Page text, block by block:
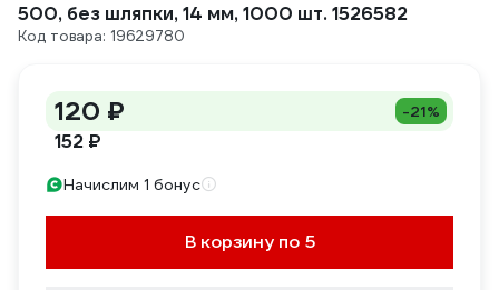
500, без шляпки, 14 мм, 1000 шт. 1526582
Код товара: 19629780
120 ₽ -21%
152 ₽
Начислим 1 бонус
В корзину по 5